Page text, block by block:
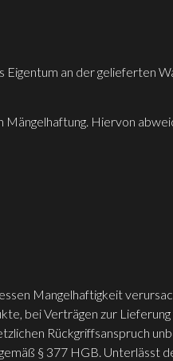
Eigentum an der gelieferten
Hiervon
Mangelhaftigkeit
bei Verträgen zur
Rückgriffsanspruch
§ 377 HGB. Unterlässt